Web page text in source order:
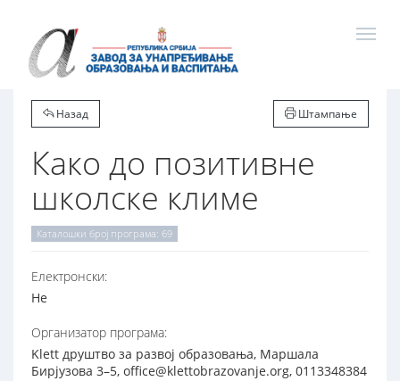
Назад Штампање
Како до позитивне
школске климе
Каталошки број програма: 69
Електронски:
Не
Организатор програма:
Klett друштво за развој образовања, Маршала
Бирјузова 3–5, office@klettobrazovanje.org, 0113348384